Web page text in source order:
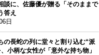
談に、佐藤優が贈る「そのままで
答え
日
の長蛇の列に堂々と割り込む“派
小柄な女性が「意外な持ち物」